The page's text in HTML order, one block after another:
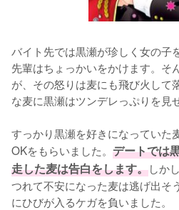
バイト先では黒瀬が珍しく女の子
先輩はちょっかいをかけます。そ
が、その怒りは麦にも飛び火して
な麦に黒瀬はツンデレっぷりを見
すっかり黒瀬を好きになっていた
OKをもらいました。 デートでは
走した麦は告白をします。しか
つれて不安になった麦は逃げ出そ
にひびが入るケガを負いました。